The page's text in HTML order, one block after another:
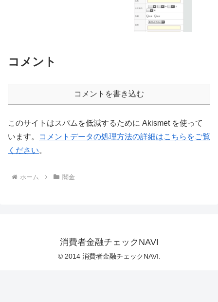
コメント
コメントを書き込む
このサイトはスパムを低減するために Akismet を使って
います。
コメントデータの処理方法の詳細はこちらをご覧
ください。
ホーム 闇金
消費者金融チェックNAVI
© 2014 消費者金融チェックNAVI.